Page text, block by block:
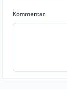
Kommentar